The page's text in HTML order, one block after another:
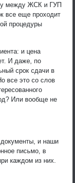
между ЖСК и ГУП
все еще проходит
процедуры
и цена
И даже, по
срок сдачи в
все это со слов
Или вообще не
и наши
письмо, в
каждом из них.